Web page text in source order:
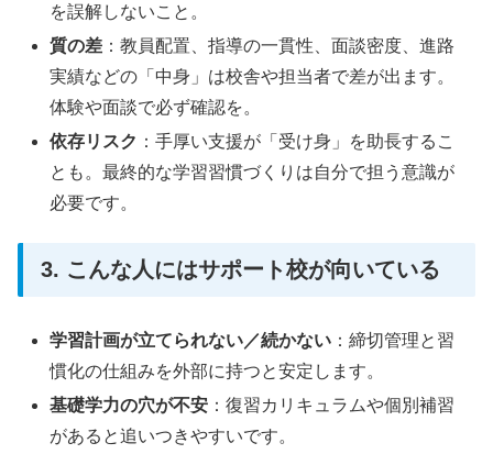
を誤解しないこと。
質の差 ：教員配置、指導の一貫性、面談密度、進路
実績などの「中身」は校舎や担当者で差が出ます。
体験や面談で必ず確認を。
依存リスク ：手厚い支援が「受け身」を助長するこ
とも。最終的な学習習慣づくりは自分で担う意識が
必要です。
3. こんな人にはサポート校が向いている
学習計画が立てられない／続かない ：締切管理と習
慣化の仕組みを外部に持つと安定します。
基礎学力の穴が不安 ：復習カリキュラムや個別補習
があると追いつきやすいです。